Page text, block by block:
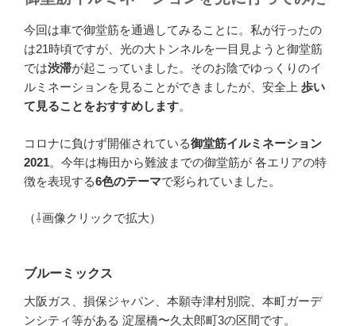
今回は車で御堂筋を通過してみることに。私が行ったの
は21時頃ですが、光の大トンネルを一目見ようと御堂筋
では渋滞が起こっていました。そのお陰でゆっくりのイ
ルミネーションを見ることができましたが、安全上 歩い
て見ることをおすすめします。
コロナに負けず開催されている御堂筋イルミネーション
2021。今年は梅田から難波までの御堂筋が 各エリアの特
徴を表現する6色のテーマで彩られていました。
（⇩画像クリックで拡大）
ブルーミックス
大阪ガス、損保ジャパン、本願寺津村別院、本町ガーデ
ンシティ等がある 淀屋橋〜久太郎町3の区間です。